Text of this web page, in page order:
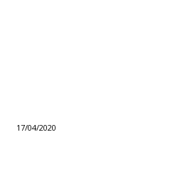
17/04/2020